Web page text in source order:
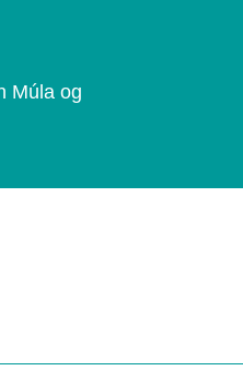
Múla og